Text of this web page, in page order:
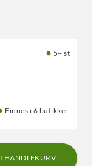
5+ st
Finnes i 6 butikker.
HANDLEKURV